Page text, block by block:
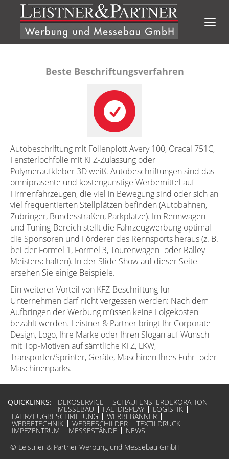
Direkt zum Inhalt
Beste Beschriftungsverfahren
Autobeschriftung mit Folienplott Avery 100, Oracal 751C,
Fensterlochfolie mit KFZ-Zulassung oder
Polymeraufkleber 3D weiß. Autobeschriftungen sind das
omnipräsente und kostengünstige Werbemittel auf
Firmenfahrzeugen, die viel in Bewegung sind oder sich an
viel frequentierten Stellplätzen befinden (Autobahnen,
Zubringer, Bundesstraßen, Parkplätze). Im Rennwagen-
und Tuning-Bereich stellt die Fahrzeugwerbung optimal
die Sponsoren und Förderer des Rennsports heraus (z. B.
bei der Formel 1, Formel 3, Tourenwagen- oder Ralley-
Meisterschaften). In der Slide Show auf dieser Seite
ersehen Sie einige Beispiele.
Ein weiterer Vorteil von KFZ-Beschriftung für
Unternehmen darf nicht vergessen werden: Nach dem
Aufbringen der Werbung müssen keine Folgekosten
bezahlt werden. Leistner & Partner bringt Ihr Corporate
Design, Logo, Ihre Marke oder Ihren Slogan auf Wunsch
mit Top-Motiven auf sämtliche KFZ, LKW,
Transporter/Sprinter, Geräte, Maschinen Ihres Fuhr- oder
Maschinenparks.
QUICKLINKS: DEKOSERVICE SCHAUFENSTERDEKORATION
MESSEBAU FALTDISPLAY LOGISTIK
FAHRZEUGBESCHRIFTUNG WERBEBANNER
WERBETECHNIK WERBESCHILDER TEXTILDRUCK
IMPFZENTRUM MESSESTÄNDE
NEWS
© Leistner & Partner Werbung und Messebau GmbH